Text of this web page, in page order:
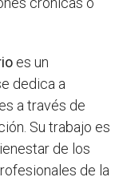
es un
dedica a
a través de
Su trabajo es
de los
de la